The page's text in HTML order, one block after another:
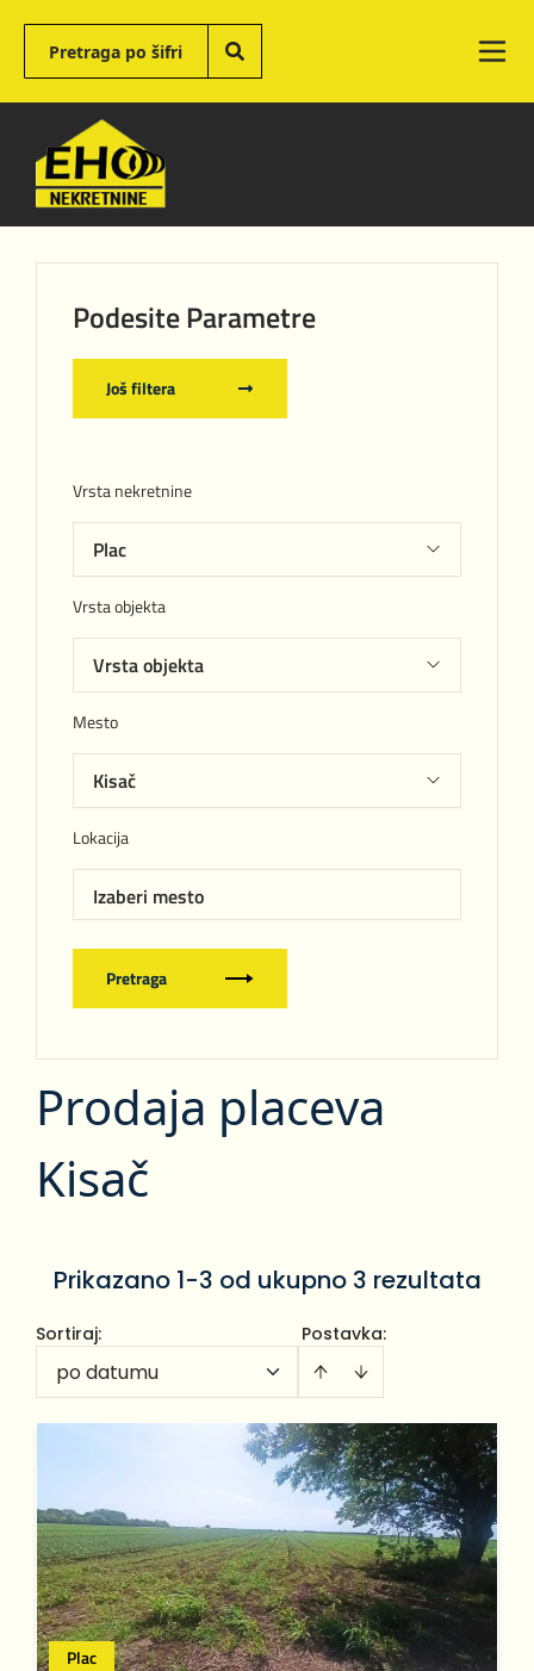
Podesite Parametre
Još filtera
Vrsta nekretnine
Vrsta objekta
Mesto
Lokacija
Izaberi mesto
Pretraga
Prodaja placeva
Kisač
Prikazano 1-3 od ukupno 3 rezultata
Postavka:
Sortiraj:
po datumu
Plac